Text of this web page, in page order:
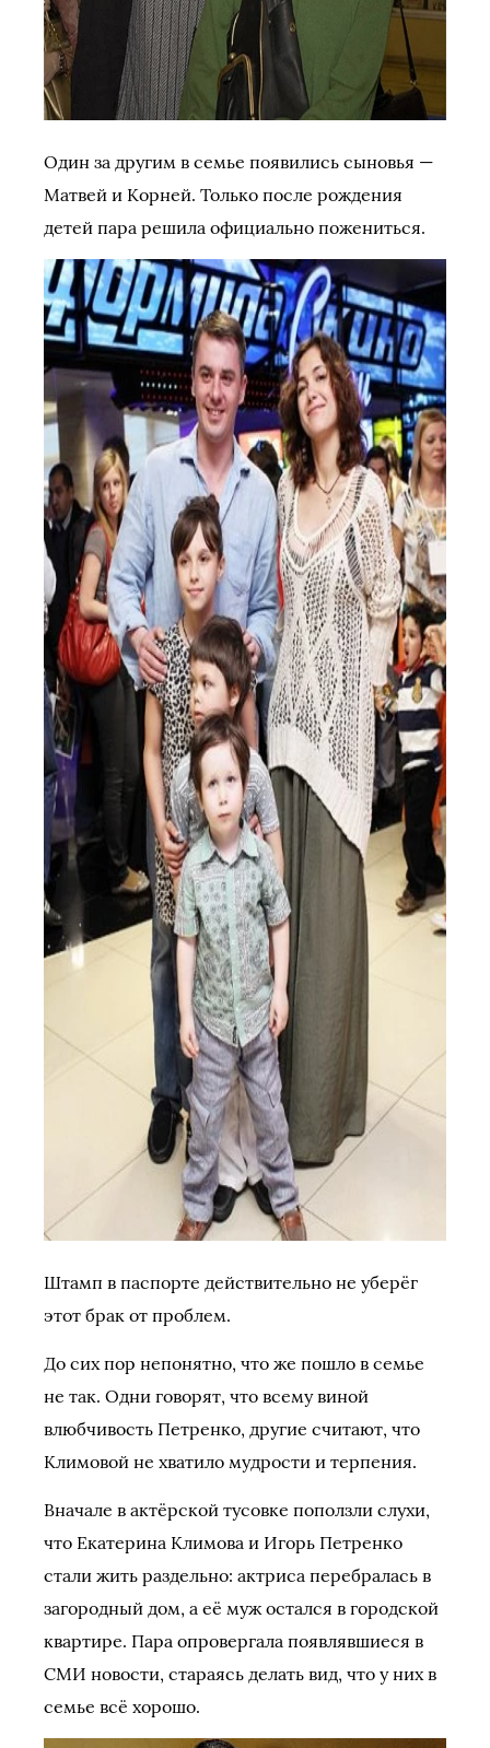
Один за другим в семье появились сыновья —
Матвей и Корней. Только после рождения
детей пара решила официально пожениться.
Штамп в паспорте действительно не уберёг
этот брак от проблем.
До сих пор непонятно, что же пошло в семье
не так. Одни говорят, что всему виной
влюбчивость Петренко, другие считают, что
Климовой не хватило мудрости и терпения.
Вначале в актёрской тусовке поползли слухи,
что Екатерина Климова и Игорь Петренко
стали жить раздельно: актриса перебралась в
загородный дом, а её муж остался в городской
квартире. Пара опровергала появлявшиеся в
СМИ новости, стараясь делать вид, что у них в
семье всё хорошо.